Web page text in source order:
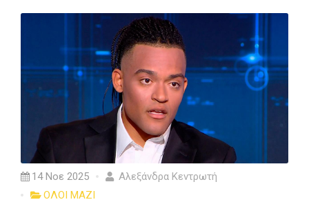
14 Νοε 2025
Αλεξάνδρα Κεντρωτή
ΟΛΟΙ ΜΑΖΙ